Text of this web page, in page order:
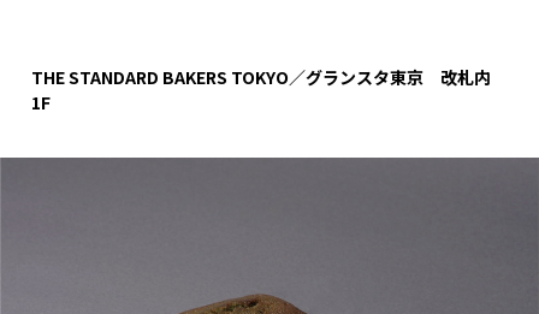
THE STANDARD BAKERS TOKYO／グランスタ東京 改札内
1F